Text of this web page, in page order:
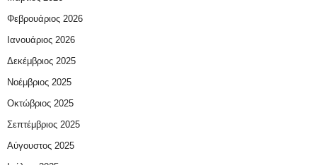
Φεβρουάριος 2026
Ιανουάριος 2026
Δεκέμβριος 2025
Νοέμβριος 2025
Οκτώβριος 2025
Σεπτέμβριος 2025
Αύγουστος 2025